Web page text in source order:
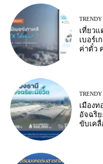
TRENDY
เที่ยว
เบอร์
ค่าตั๋ว
TRENDY
เมืองท
อัจฉริ
ขับเคลื่